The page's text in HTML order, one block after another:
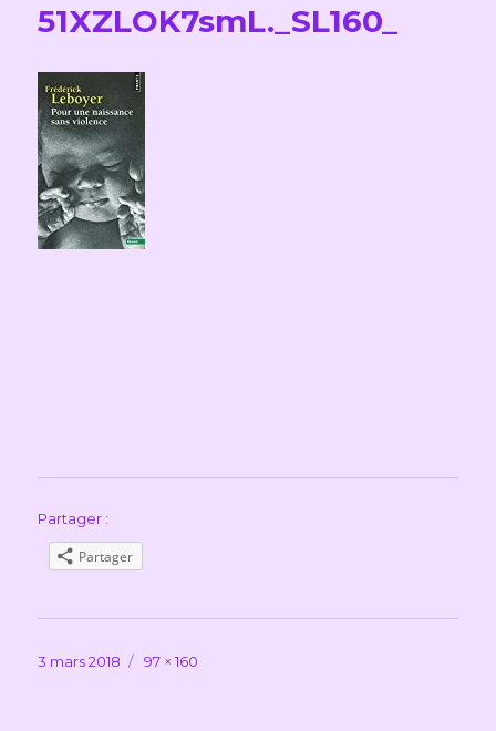
51XZLOK7smL._SL160_
Partager :
Partager
Publié
3 mars 2018
Taille
97 × 160